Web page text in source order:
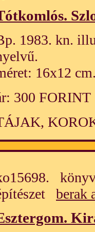
1983. kn.
16x12
300 FORINT
berak